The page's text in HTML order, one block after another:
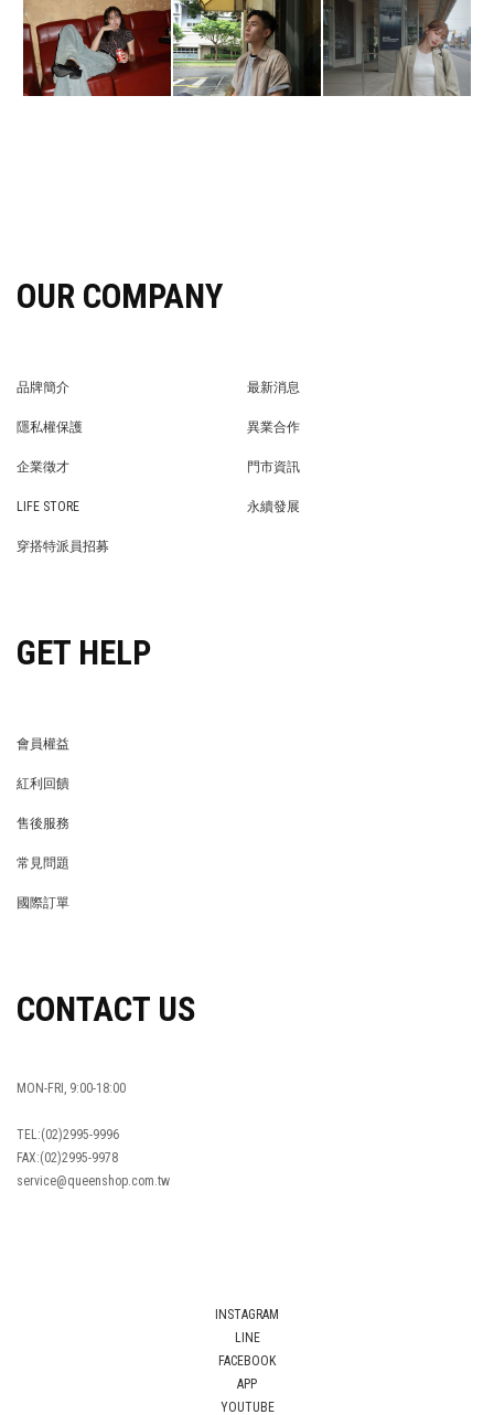
OUR COMPANY
品牌簡介
最新消息
隱私權保護
異業合作
企業徵才
門市資訊
LIFE STORE
永續發展
穿搭特派員招募
GET HELP
會員權益
紅利回饋
售後服務
常見問題
國際訂單
CONTACT US
MON-FRI, 9:00-18:00
TEL:(02)2995-9996
FAX:(02)2995-9978
service@queenshop.com.tw
INSTAGRAM
LINE
FACEBOOK
APP
YOUTUBE